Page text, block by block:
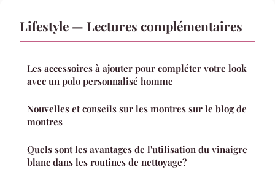
Lifestyle — Lectures complémentaires
Les accessoires à ajouter pour compléter votre look
avec un polo personnalisé homme
Nouvelles et conseils sur les montres sur le blog de
montres
Quels sont les avantages de l'utilisation du vinaigre
blanc dans les routines de nettoyage?